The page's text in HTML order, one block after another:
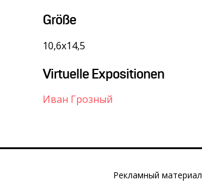
Größe
10,6х14,5
Virtuelle Expositionen
Иван Грозный
Рекламный материал